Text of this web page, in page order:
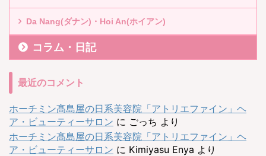
Da Nang(ダナン)・Hoi An(ホイアン)
コラム・日記
最近のコメント
ホーチミン髙島屋の日系美容院「アトリエファイン」ヘ
ア・ビューティーサロン に ごっち より
ホーチミン髙島屋の日系美容院「アトリエファイン」ヘ
ア・ビューティーサロン に Kimiyasu Enya より